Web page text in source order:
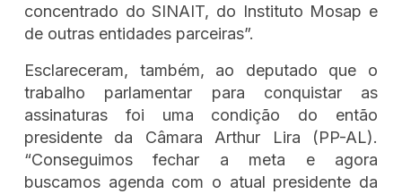
concentrado do SINAIT, do Instituto Mosap e
de outras entidades parceiras”.
Esclareceram, também, ao deputado que o
trabalho parlamentar para conquistar as
assinaturas foi uma condição do então
presidente da Câmara Arthur Lira (PP-AL).
“Conseguimos fechar a meta e agora
buscamos agenda com o atual presidente da